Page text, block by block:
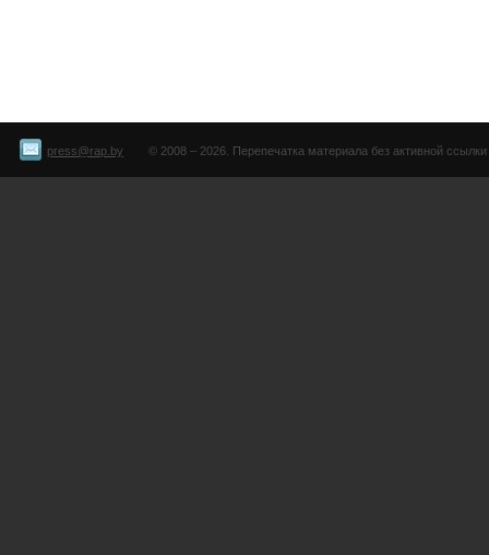
press@rap.by © 2008 – 2026. Перепечатка материала без активной